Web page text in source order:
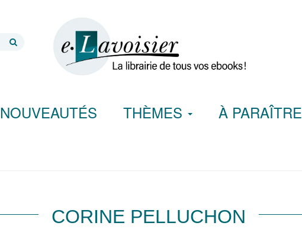
NOUVEAUTÉS THÈMES À PARAÎTRE
CORINE PELLUCHON